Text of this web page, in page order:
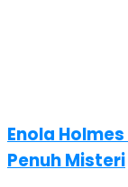
Enola
Penuh Misteri